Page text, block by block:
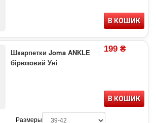
В КОШИК
Шкарпетки Joma ANKLE
бірюзовий Уні
199 ₴
В КОШИК
Размеры